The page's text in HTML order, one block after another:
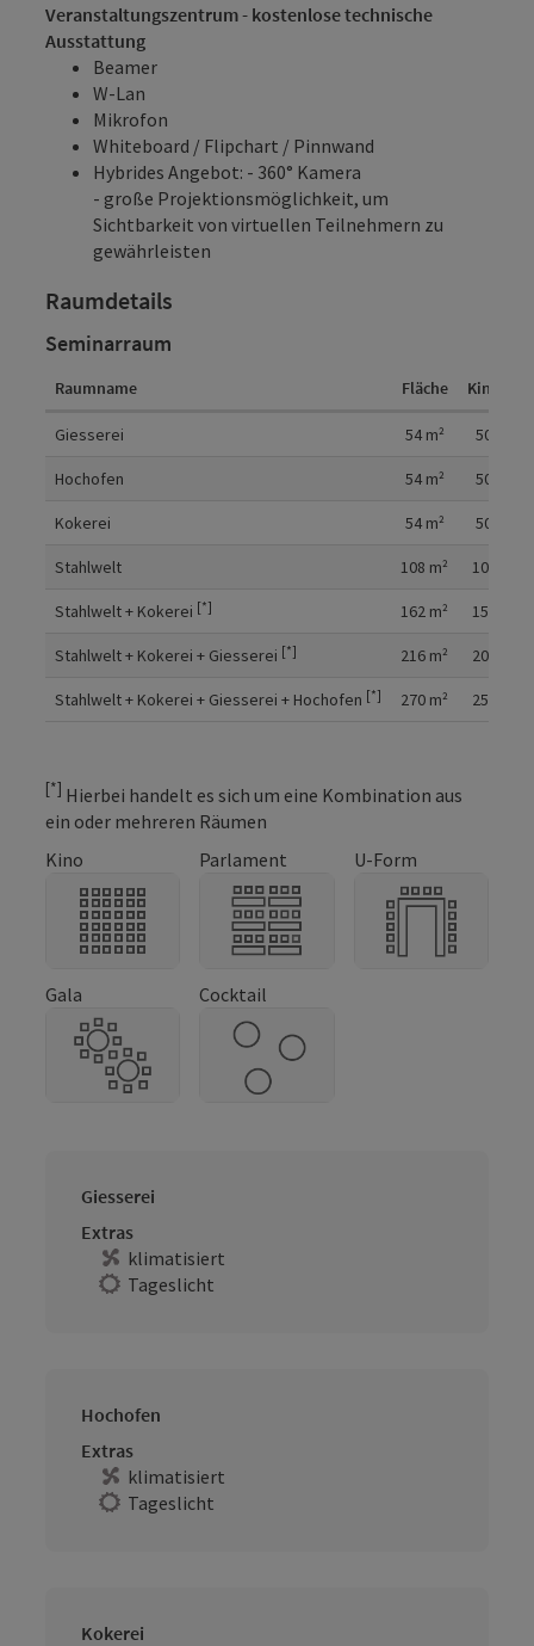
Veranstaltungszentrum - kostenlose technische
Ausstattung
Beamer
W-Lan
Mikrofon
Whiteboard / Flipchart / Pinnwand
Hybrides Angebot: - 360° Kamera
- große Projektionsmöglichkeit, um
Sichtbarkeit von virtuellen Teilnehmern zu
gewährleisten
Raumdetails
Seminarraum
Raumname Fläche Kino
Giesserei 54m² 50
Hochofen 54m² 50
Kokerei 54m² 50
Stahlwelt 108 m² 100
Stahlwelt + Kokerei [*] 162 m² 150
Stahlwelt + Kokerei + Giesserei [*] 216 m² 200
Stahlwelt + Kokerei + Giesserei + Hochofen [*] 270 m² 250
[*] Hierbei handelt es sich um eine Kombination aus
ein oder mehreren Räumen
Kino
Parlament U-Form
Gala Cocktail
Giesserei
Extras
klimatisiert
Tageslicht
Hochofen
Extras
klimatisiert
Tageslicht
Kokerei